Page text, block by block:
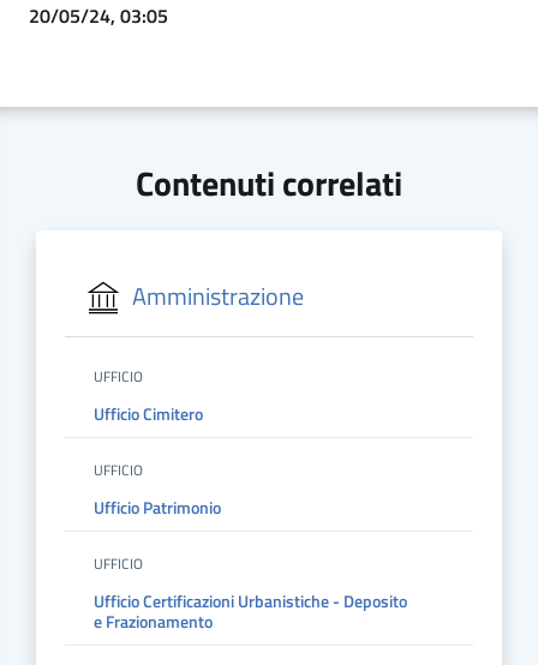
20/05/24, 03:05
Contenuti correlati
Amministrazione
UFFICIO
Ufficio Cimitero
UFFICIO
Ufficio Patrimonio
UFFICIO
Ufficio Certificazioni Urbanistiche - Deposito
e Frazionamento